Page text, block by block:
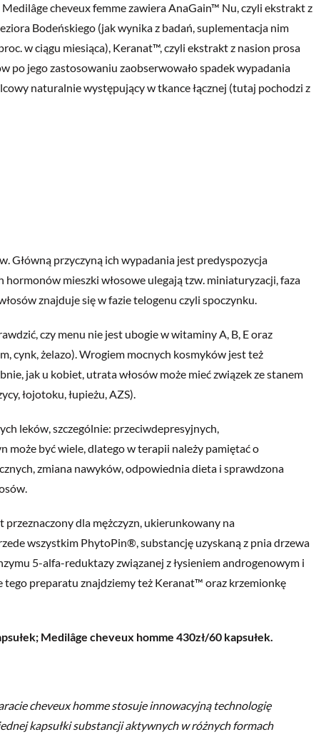
cheveux femme zawiera AnaGain™ Nu, czyli ekstrakt z
Bodeńskiego (jak wynika z badań, suplementacja nim
w ciągu miesiąca), Keranat™, czyli ekstrakt z nasion prosa
po jego zastosowaniu zaobserwowało spadek wypadania
naturalnie występujący w tkance łącznej (tutaj pochodzi z
Główną przyczyną ich wypadania jest predyspozycja
mieszki włosowe ulegają tzw. miniaturyzacji, faza
znajduje się w fazie telogenu czyli spoczynku.
czy menu nie jest ubogie w witaminy A, B, E oraz
cynk, żelazo). Wrogiem mocnych kosmyków jest też
jak u kobiet, utrata włosów może mieć związek ze stanem
łojotoku, łupieżu, AZS).
leków, szczególnie: przeciwdepresyjnych,
może być wiele, dlatego w terapii należy pamiętać o
zmiana nawyków, odpowiednia dieta i sprawdzona
dla mężczyzn, ukierunkowany na
wszystkim PhytoPin®, substancję uzyskaną z pnia drzewa
5-alfa-reduktazy związanej z łysieniem androgenowym i
preparatu znajdziemy też Keranat™ oraz krzemionkę
Medilâge cheveux homme 430zł/60 kapsułek.
cheveux homme stosuje innowacyjną technologię
kapsułki substancji aktywnych w różnych formach